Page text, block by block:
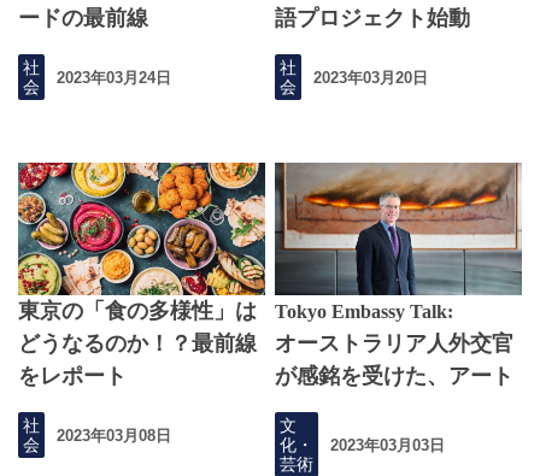
ードの最前線
社
会
2023年03月24日
語プロジェクト始動
社
会
2023年03月20日
東京の「食の多様性」は
どうなるのか！？最前線
をレポート
社
会
2023年03月08日
Tokyo Embassy Talk:
オーストラリア人外交官
が感銘を受けた、アート
が身近にある都市
文
化・
芸術
2023年03月03日